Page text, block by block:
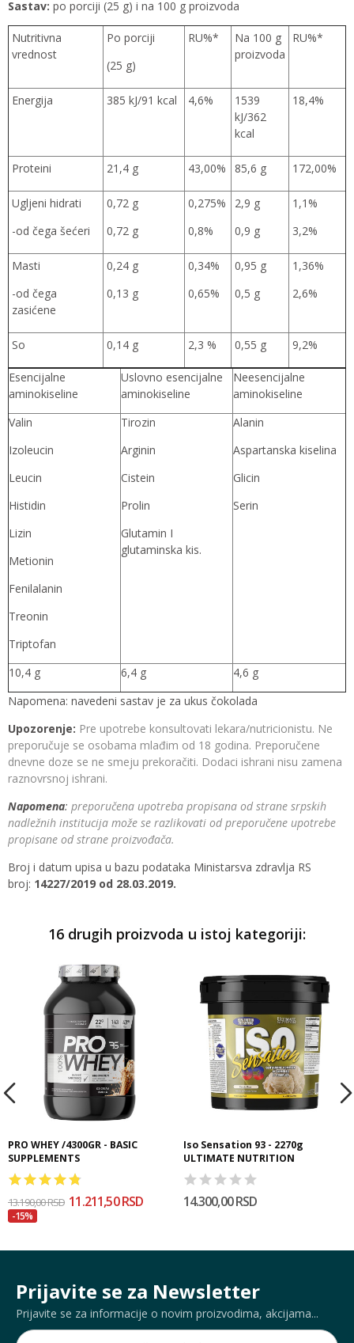
Sastav: po porciji (25 g) i na 100 g proizvoda
Nutritivna
vrednost
Po porciji
(25 g)
RU%*
Na 100 g
proizvoda
RU%*
Energija 385 kJ/91 kcal 4,6%
1539
kJ/362
kcal
18,4%
Proteini 21,4 g 43,00% 85,6 g 172,00%
Ugljeni hidrati
-od čega šećeri
0,72 g
0,72 g
0,275%
0,8%
2,9 g
0,9 g
1,1%
3,2%
Masti
-od čega
zasićene
0,24 g
0,13 g
0,34%
0,65%
0,95 g
0,5 g
1,36%
2,6%
So 0,14 g 2,3 % 0,55 g 9,2%
Esencijalne
aminokiseline
Uslovno esencijalne
aminokiseline
Neesencijalne
aminokiseline
Valin
Izoleucin
Leucin
Histidin
Lizin
Metionin
Fenilalanin
Treonin
Triptofan
Tirozin
Arginin
Cistein
Prolin
Glutamin I
glutaminska kis.
Alanin
Aspartanska kiselina
Glicin
Serin
10,4 g 6,4 g
4,6 g
Napomena: navedeni sastav je za ukus čokolada
Upozorenje: Pre upotrebe konsultovati lekara/nutricionistu. Ne
preporučuje se osobama mlađim od 18 godina. Preporučene
dnevne doze se ne smeju prekoračiti. Dodaci ishrani nisu zamena
raznovrsnoj ishrani.
Napomena: preporučena upotreba propisana od strane srpskih
nadležnih institucija može se razlikovati od preporučene upotrebe
propisane od strane proizvođača.
Broj i datum upisa u bazu podataka Ministarsva zdravlja RS
broj: 14227/2019 od 28.03.2019.
16 drugih proizvoda u istoj kategoriji:
PRO WHEY /4300GR - BASIC
SUPPLEMENTS
13.190,00 RSD 11.211,50 RSD
-15%
Iso Sensation 93 - 2270g
ULTIMATE NUTRITION
14.300,00 RSD
Prijavite se za Newsletter
Prijavite se za informacije o novim proizvodima, akcijama...